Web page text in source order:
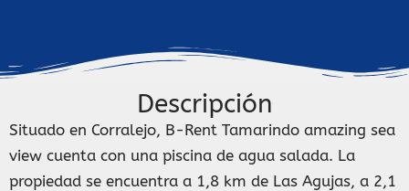
Descripción
Situado en Corralejo, B-Rent Tamarindo amazing sea
view cuenta con una piscina de agua salada. La
propiedad se encuentra a 1,8 km de Las Agujas, a 2,1